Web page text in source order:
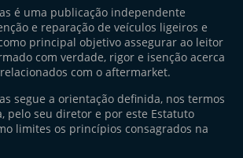
é uma publicação independente
e reparação de veículos ligeiros e
principal objetivo assegurar ao leitor
com verdade, rigor e isenção acerca
com o aftermarket.
segue a orientação definida, nos termos
pelo seu diretor e por este Estatuto
limites os princípios consagrados na